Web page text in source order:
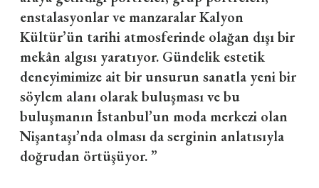
enstalasyonlar ve manzaralar Kalyon
Kültür’ün tarihi atmosferinde olağan dışı bir
mekân algısı yaratıyor. Gündelik estetik
deneyimimize ait bir unsurun sanatla yeni bir
söylem alanı olarak buluşması ve bu
buluşmanın İstanbul’un moda merkezi olan
Nişantaşı’nda olması da serginin anlatısıyla
doğrudan örtüşüyor. ”